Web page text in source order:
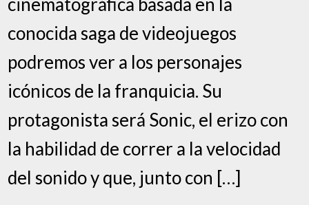
conocida saga de videojuegos
podremos ver a los personajes
icónicos de la franquicia. Su
protagonista será Sonic, el erizo con
la habilidad de correr a la velocidad
del sonido y que, junto con […]